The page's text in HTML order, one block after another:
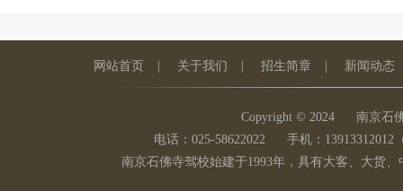
网站首页 关于我们 招生简章 新闻动态
Copyright © 2024
南京石
电话：025-58622022
手机：13913312012
南京石佛寺驾校始建于1993年，具有大客、大货